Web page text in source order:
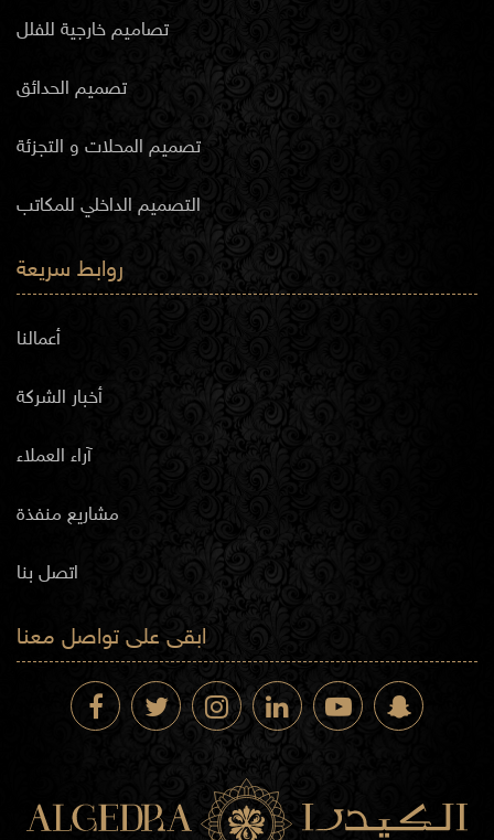
تصاميم خارجية للفلل
تصميم الحدائق
تصميم المحلات و التجزئة
التصميم الداخلي للمكاتب
روابط سريعة
أعمالنا
أخبار الشركة
آراء العملاء
مشاريع منفذة
اتصل بنا
ابقى على تواصل معنا